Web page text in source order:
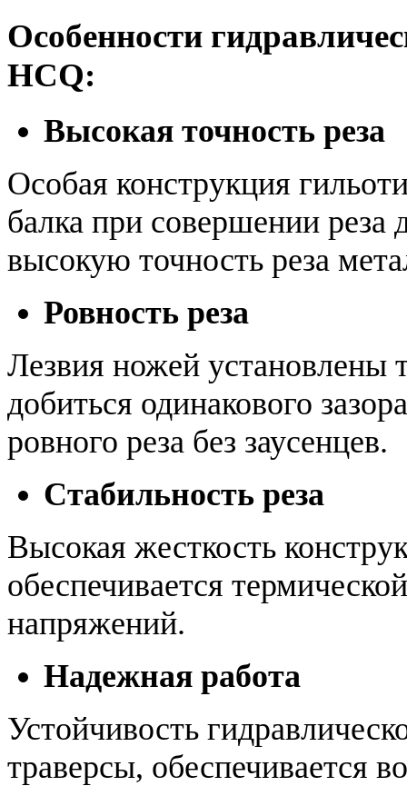
Особенности
HCQ:
Высокая точность реза
Особая конструкция
балка при совершении реза
высокую точность реза
Ровность реза
Лезвия ножей установлены
добиться одинакового
ровного реза без заусенцев.
Стабильность реза
Высокая жесткость
обеспечивается
напряжений.
Надежная работа
Устойчивость
траверсы, обеспечивается